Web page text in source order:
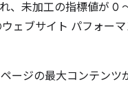
、未加工の指標値が 0
ェブサイト パフォー
ージの最大コンテンツ